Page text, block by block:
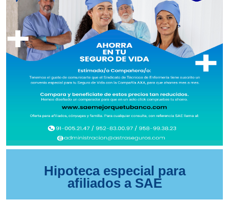
Hipoteca especial para
afiliados a SAE